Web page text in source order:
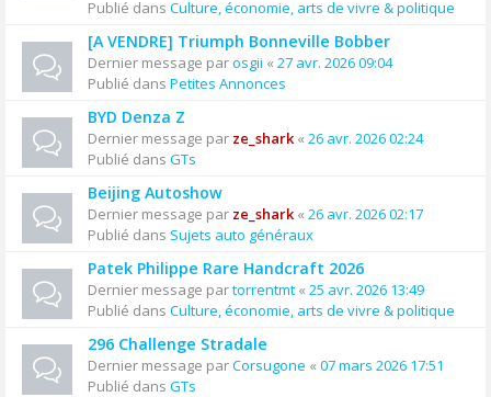
Publié dans Culture, économie, arts de vivre & politique
[A VENDRE] Triumph Bonneville Bobber
Dernier message parosgii « 27 avr. 2026 09:04
Publié dans Petites Annonces
BYD Denza Z
Dernier message par ze_shark« 26 avr. 2026 02:24
Publié dans GTs
Beijing Autoshow
Dernier message par ze_shark« 26 avr. 2026 02:17
Publié dans Sujets auto généraux
Patek Philippe Rare Handcraft 2026
Dernier message partorrentmt « 25 avr. 2026 13:49
Publié dans Culture, économie, arts de vivre & politique
296 Challenge Stradale
Dernier message parCorsugone « 07 mars 2026 17:51
Publié dans GTs